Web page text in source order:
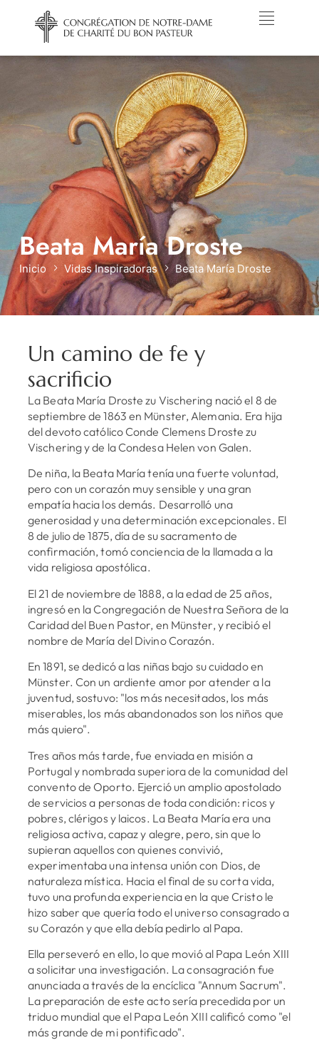
Beata María Droste
Inicio Vidas Inspiradoras Beata María Droste
Un camino de fe y
sacrificio
La Beata María Droste zu Vischering nació el 8 de
septiembre de 1863 en Münster, Alemania. Era hija
del devoto católico Conde Clemens Droste zu
Vischering y de la Condesa Helen von Galen.
De niña, la Beata María tenía una fuerte voluntad,
pero con un corazón muy sensible y una gran
empatía hacia los demás. Desarrolló una
generosidad y una determinación excepcionales. El
8 de julio de 1875, día de su sacramento de
confirmación, tomó conciencia de la llamada a la
vida religiosa apostólica.
El 21 de noviembre de 1888, a la edad de 25 años,
ingresó en la Congregación de Nuestra Señora de la
Caridad del Buen Pastor, en Münster, y recibió el
nombre de María del Divino Corazón.
En 1891, se dedicó a las niñas bajo su cuidado en
Münster. Con un ardiente amor por atender a la
juventud, sostuvo: "los más necesitados, los más
miserables, los más abandonados son los niños que
más quiero".
Tres años más tarde, fue enviada en misión a
Portugal y nombrada superiora de la comunidad del
convento de Oporto. Ejerció un amplio apostolado
de servicios a personas de toda condición: ricos y
pobres, clérigos y laicos. La Beata María era una
religiosa activa, capaz y alegre, pero, sin que lo
supieran aquellos con quienes convivió,
experimentaba una intensa unión con Dios, de
naturaleza mística. Hacia el final de su corta vida,
tuvo una profunda experiencia en la que Cristo le
hizo saber que quería todo el universo consagrado a
su Corazón y que ella debía pedirlo al Papa.
Ella perseveró en ello, lo que movió al Papa León XIII
a solicitar una investigación. La consagración fue
anunciada a través de la encíclica "Annum Sacrum".
La preparación de este acto sería precedida por un
triduo mundial que el Papa León XIII calificó como "el
más grande de mi pontificado".